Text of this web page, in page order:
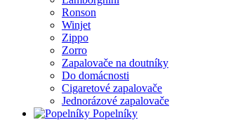
Ronson
Winjet
Zippo
Zorro
Zapalovače na doutníky
Do domácnosti
Cigaretové zapalovače
Jednorázové zapalovače
Popelníky